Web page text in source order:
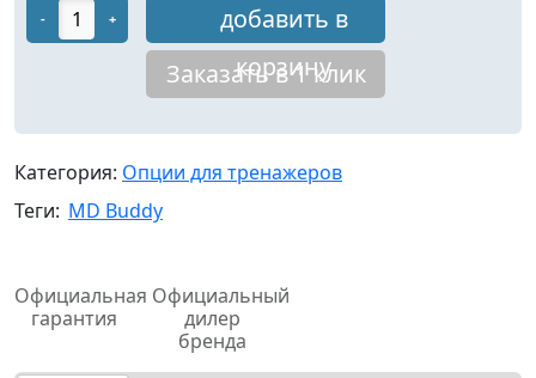
- +
добавить в
корзину
Заказать в 1 клик
Категория: Опции для тренажеров
Теги: MD Buddy
Официальная
гарантия
Официальный
дилер
бренда